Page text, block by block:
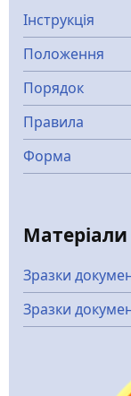
Інструкція
Положення
Порядок
Правила
Форма
Зразки
Зразки